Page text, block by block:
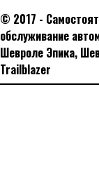
© 2017 -
обслуживание
Шевроле Эпика,
Trailblazer